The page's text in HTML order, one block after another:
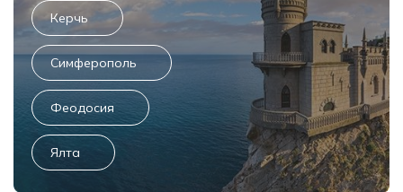
Керчь
Симферополь
Феодосия
Ялта